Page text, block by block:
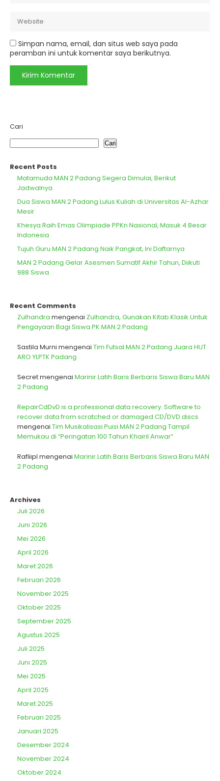
Simpan nama, email, dan situs web saya pada
peramban ini untuk komentar saya berikutnya.
Cari
Cari
Recent Posts
Matamuda MAN 2 Padang Segera Dimulai, Berikut
Jadwalnya
Dua Siswa MAN 2 Padang Lulus Kuliah di Universitas Al-Azhar
Mesir
Khesya Raih Emas Olimpiade PPKn Nasional, Masuk 4 Besar
Indonesia
Tujuh Guru MAN 2 Padang Naik Pangkat, Ini Daftarnya
MAN 2 Padang Gelar Asesmen Sumatif Akhir Tahun, Diikuti
988 Siswa
Recent Comments
Zulhandra mengenai Zulhandra, Gunakan Kitab Klasik Untuk
Pengayaan Bagi Siswa PK MAN 2 Padang
Sastila Murni mengenai Tim Futsal MAN 2 Padang Juara HUT
ARO YLPTK Padang
Secretmengenai Marinir Latih Baris Berbaris Siswa Baru MAN
2 Padang
RepairCdDvD is a professional data recovery. Software to
recover data from scratched or damaged CD/DVD discs
mengenai Tim Musikalisasi Puisi MAN 2 Padang Tampil
Memukau di “Peringatan 100 Tahun Khairil Anwar”
Rafliipl mengenai Marinir Latih Baris Berbaris Siswa Baru MAN
2 Padang
Archives
Juli 2026
Juni 2026
Mei 2026
April 2026
Maret 2026
Februari 2026
November 2025
Oktober 2025
September 2025
Agustus 2025
Juli 2025
Juni 2025
Mei 2025
April 2025
Maret 2025
Februari 2025
Januari 2025
Desember 2024
November 2024
Oktober 2024